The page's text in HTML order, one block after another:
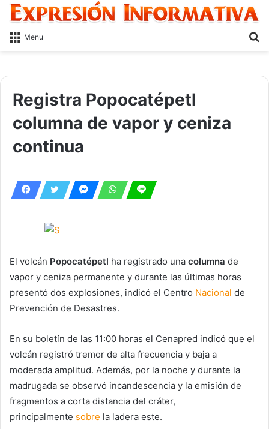
Menu
Registra Popocatépetl
columna de vapor y ceniza
continua
El volcán Popocatépetl ha registrado una columna de
vapor y ceniza permanente y durante las últimas horas
presentó dos explosiones, indicó el Centro Nacional de
Prevención de Desastres.
En su boletín de las 11:00 horas el Cenapred indicó que el
volcán registró tremor de alta frecuencia y baja a
moderada amplitud. Además, por la noche y durante la
madrugada se observó incandescencia y la emisión de
fragmentos a corta distancia del cráter,
principalmente sobre la ladera este.